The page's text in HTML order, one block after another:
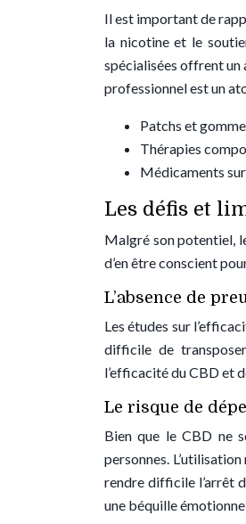
Il est important de
la nicotine et le
spécialisées offrent un
professionnel est un
Patchs et
Thérapies
Médicaments
Les défis et
Malgré son potentiel,
d’en être conscient
L’absence de
Les études sur
difficile de
l’efficacité du CBD et
Le risque de
Bien que le CBD ne
personnes.
rendre difficile l’arrêt
une béquille